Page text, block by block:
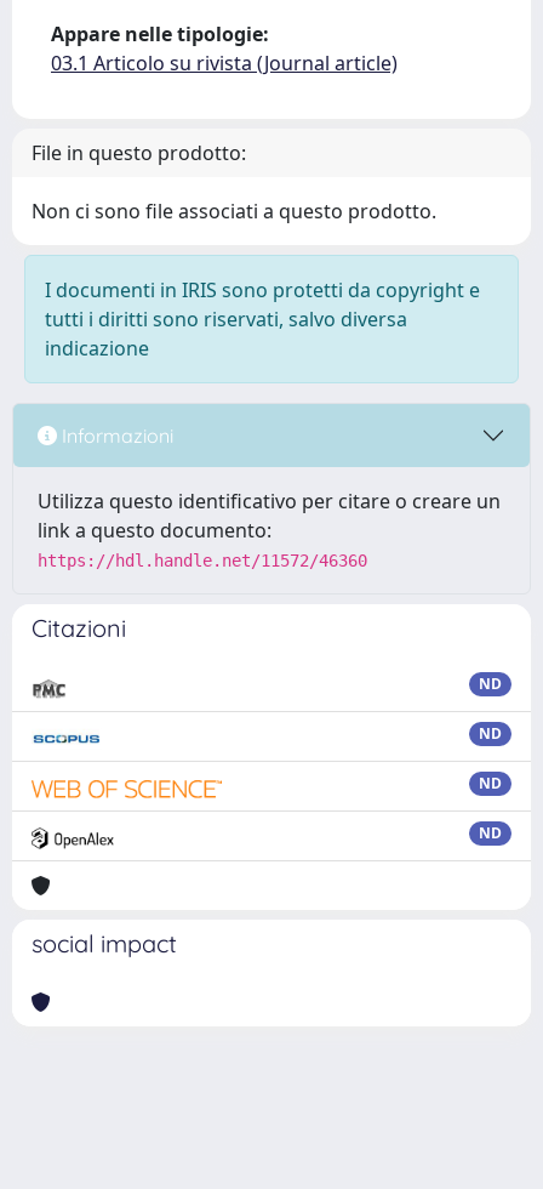
Appare nelle tipologie:
03.1 Articolo su rivista (Journal article)
File in questo prodotto:
Non ci sono file associati a questo prodotto.
I documenti in IRIS sono protetti da copyright e
tutti i diritti sono riservati, salvo diversa
indicazione
Informazioni
Utilizza questo identificativo per citare o creare un
link a questo documento:
https://hdl.handle.net/11572/46360
Citazioni
ND
ND
ND
ND
social impact